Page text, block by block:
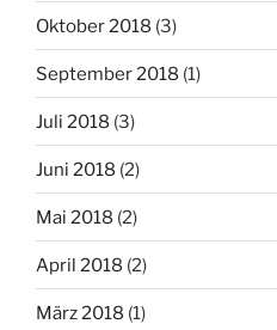
Oktober 2018 (3)
September 2018 (1)
Juli 2018 (3)
Juni 2018 (2)
Mai 2018 (2)
April 2018 (2)
März 2018 (1)